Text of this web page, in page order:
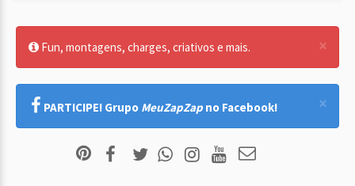
×
Fun, montagens, charges, criativos e mais.
×
PARTICIPE! Grupo MeuZapZap no Facebook!